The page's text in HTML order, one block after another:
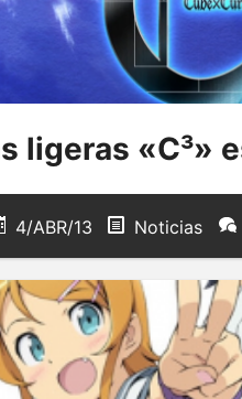
ligeras «C³»
4/ABR/13 Noticias